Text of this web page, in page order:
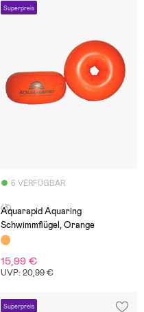
Superpreis
6 VERFÜGBAR
(3)
Aquarapid Aquaring
Schwimmflügel, Orange
15,99 €
UVP: 20,99 €
Superpreis